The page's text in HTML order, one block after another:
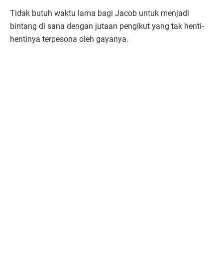
Tidak butuh waktu lama bagi Jacob untuk menjadi
bintang di sana dengan jutaan pengikut yang tak henti-
hentinya terpesona oleh gayanya.